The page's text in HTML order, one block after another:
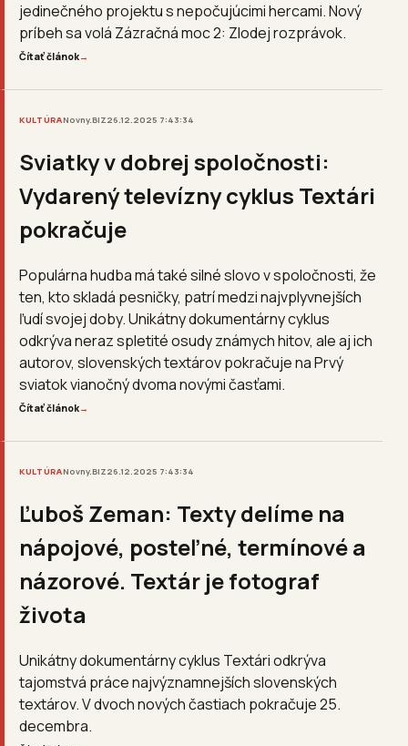
jedinečného projektu s nepočujúcimi hercami. Nový
príbeh sa volá Zázračná moc 2: Zlodej rozprávok.
Čítať článok→
KULTÚRANovny.BIZ26.12.2025 7:43:34
Sviatky v dobrej spoločnosti:
Vydarený televízny cyklus Textári
pokračuje
Populárna hudba má také silné slovo v spoločnosti, že
ten, kto skladá pesničky, patrí medzi najvplyvnejších
ľudí svojej doby. Unikátny dokumentárny cyklus
odkrýva neraz spletité osudy známych hitov, ale aj ich
autorov, slovenských textárov pokračuje na Prvý
sviatok vianočný dvoma novými časťami.
Čítať článok→
KULTÚRANovny.BIZ26.12.2025 7:43:34
Ľuboš Zeman: Texty delíme na
nápojové, posteľné, termínové a
názorové. Textár je fotograf
života
Unikátny dokumentárny cyklus Textári odkrýva
tajomstvá práce najvýznamnejších slovenských
textárov. V dvoch nových častiach pokračuje 25.
decembra.